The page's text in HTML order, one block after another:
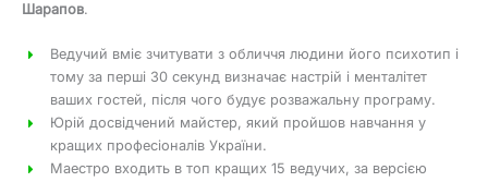
Шарапов.
Ведучий вміє зчитувати з обличчя людини його психотип і
тому за перші 30 секунд визначає настрій і менталітет
ваших гостей, після чого будує розважальну програму.
Юрій досвідчений майстер, який пройшов навчання у
кращих професіоналів України.
Маестро входить в топ кращих 15 ведучих, за версією